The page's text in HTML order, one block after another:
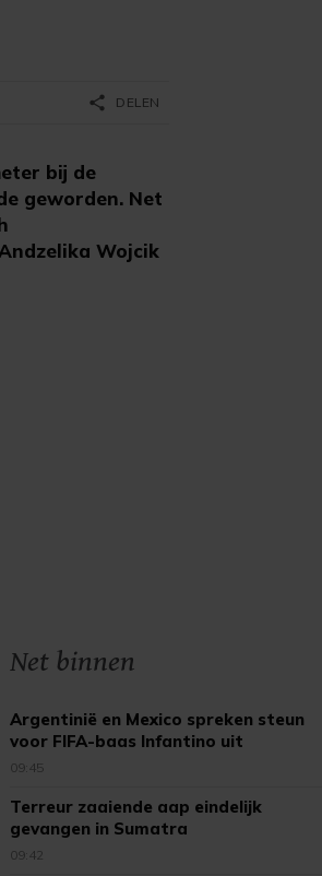
bij de
geworden. Net
Wojcik
share DELEN
Net binnen
Argentinië en Mexico spreken steun
voor FIFA-baas Infantino uit
09:45
Terreur zaaiende aap eindelijk
gevangen in Sumatra
09:42